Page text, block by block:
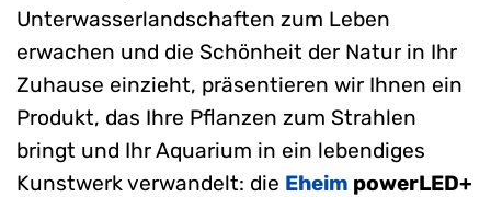
Unterwasserlandschaften zum Leben
erwachen und die Schönheit der Natur in Ihr
Zuhause einzieht, präsentieren wir Ihnen ein
Produkt, das Ihre Pflanzen zum Strahlen
bringt und Ihr Aquarium in ein lebendiges
Kunstwerk verwandelt: die Eheim powerLED+